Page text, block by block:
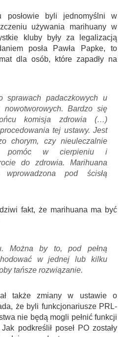
posłowie byli jednomyślni w
używania marihuany w
kluby były za legalizacją
posła Pawła Papke, to
dla osób, które zapadły na
sprawach padaczkowych u
Bardzo się
komisja zdrowia (…)
tej ustawy. Jest
chorym, czy nieuleczalnie
pomóc w cierpieniu i
do zdrowia. Marihuana
pod ścisłą
fakt, że marihuana ma być
Można by to, pod pełną
w jednej lub kilku
tańsze rozwiązanie.
także zmiany w ustawie o
że byli funkcjonariusze PRL-
nie będą mogli pełnić funkcji
podkreślił poseł PO zostały